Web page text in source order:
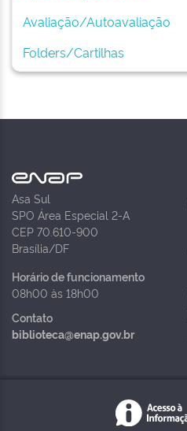
Avaliação/Autoavaliação
Folders/Cartilhas
Asa Sul
SPO Área Especial 2-A
CEP 70.610-900
Brasília/DF
Horário de funcionamento
08h00 às 18h00
Contato
biblioteca@enap.gov.br